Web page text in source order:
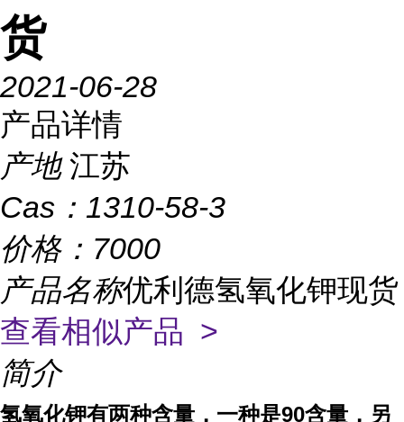
货
2021-06-28
产品详情
产地 江苏
Cas： 1310-58-3
价格： 7000
产品名称优利德氢氧化钾现货
查看相似产品 >
简介
氢氧化钾有两种含量，一种是90含量，另